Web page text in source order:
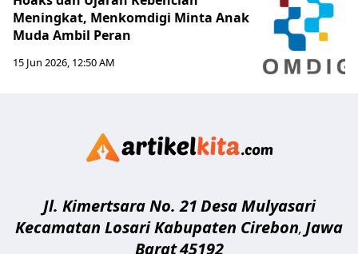
Meningkat, Menkomdigi Minta Anak
Muda Ambil Peran
15 Jun 2026, 12:50 AM
Jl. Kimertsara No. 21Desa Mulyasari
Kecamatan Losari Kabupaten Cirebon, Jawa
Barat45192